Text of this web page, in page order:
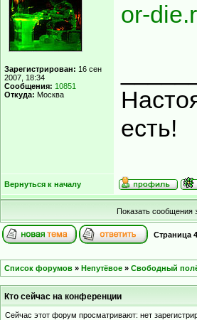
Зарегистрирован: 16 сен
2007, 18:34
Сообщения: 10851
Откуда: Москва
or-
есть!
Вернуться к началу
Показать сообщения
Страница 4
Список форумов » Непутёвое » Свободный
Кто сейчас на конференции
Сейчас этот форум просматривают: нет